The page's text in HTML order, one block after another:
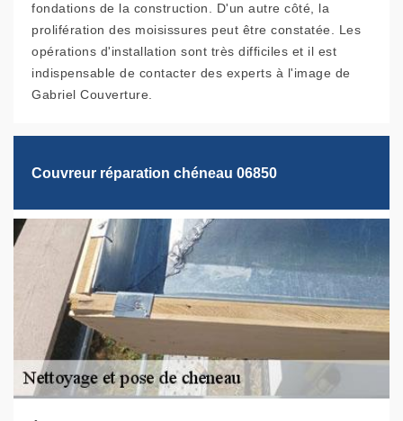
fondations de la construction. D'un autre côté, la
prolifération des moisissures peut être constatée. Les
opérations d'installation sont très difficiles et il est
indispensable de contacter des experts à l'image de
Gabriel Couverture.
Couvreur réparation chéneau 06850